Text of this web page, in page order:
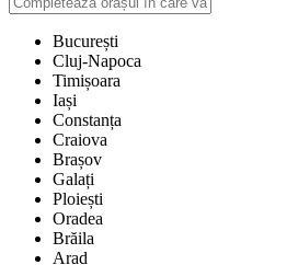
București
Cluj-Napoca
Timișoara
Iași
Constanța
Craiova
Brașov
Galați
Ploiești
Oradea
Brăila
Arad